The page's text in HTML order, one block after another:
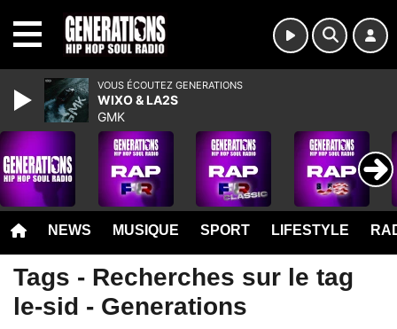
NEWS MUSIQUE SPORT LIFESTYLE
Tags - Recherches sur le tag
le-sid - Generations
VOUS ÉCOUTEZ GENERATIONS
WIXO & LA2S
GMK